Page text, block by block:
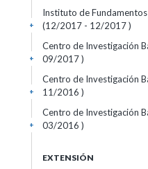
Instituto de
(12/2017 - 12/2017 )
+
Centro de Investigación
09/2017 )
+
Centro de Investigación
11/2016 )
+
Centro de Investigación
03/2016 )
+
EXTENSIÓN